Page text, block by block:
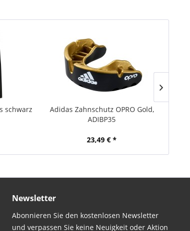
schwarz
Adidas Zahnschutz OPRO Gold,
ADIBP35
23,49 € *
Newsletter
Abonnieren Sie den kostenlosen Newsletter
und verpassen Sie keine Neuigkeit oder Aktion